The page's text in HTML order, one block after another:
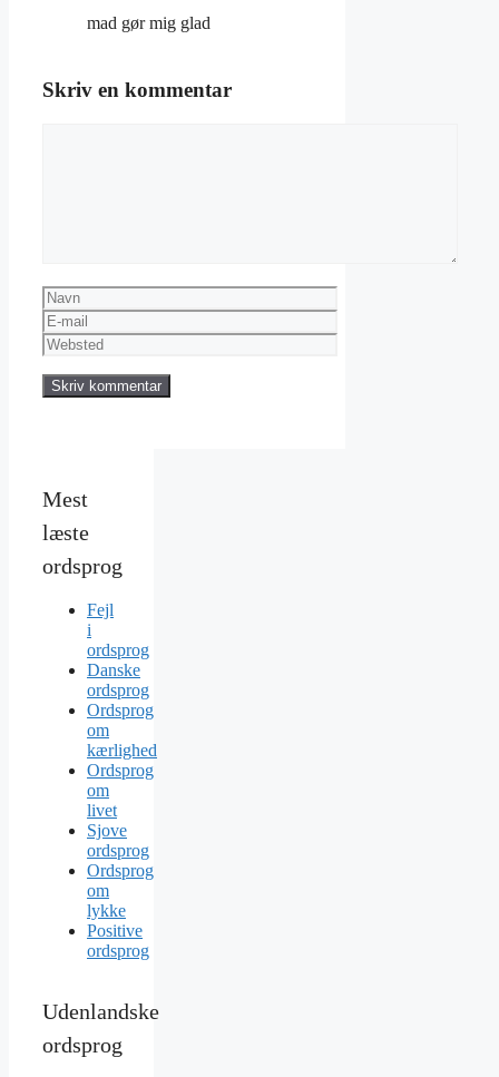
mad gør mig glad
Skriv en kommentar
Navn
E-
mail
Websted
Mest
læste
ordsprog
Fejl
i
ordsprog
Danske
ordsprog
Ordsprog
om
kærlighed
Ordsprog
om
livet
Sjove
ordsprog
Ordsprog
om
lykke
Positive
ordsprog
Udenlandske
ordsprog